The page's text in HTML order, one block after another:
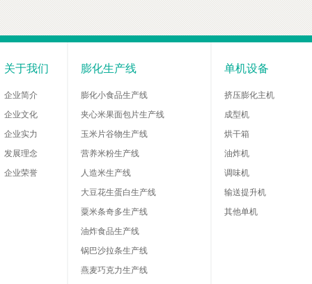
关于我们
企业简介
企业文化
企业实力
发展理念
企业荣誉
膨化生产线
膨化小食品生产线
夹心米果面包片生产线
玉米片谷物生产线
营养米粉生产线
人造米生产线
大豆花生蛋白生产线
粟米条奇多生产线
油炸食品生产线
锅巴沙拉条生产线
燕麦巧克力生产线
单机设备
挤压膨化主机
成型机
烘干箱
油炸机
调味机
输送提升机
其他单机